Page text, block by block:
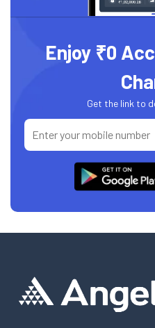
Enjoy ₹0
Get the link to